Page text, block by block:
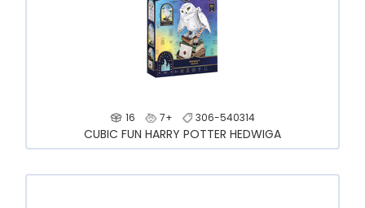
16 7+ 306-540314
CUBIC FUN HARRY POTTER HEDWIGA